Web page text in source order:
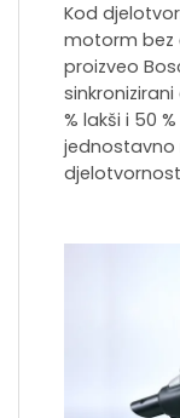
Kod
motorm bez
proizveo
% lakši i 50
jednostavno